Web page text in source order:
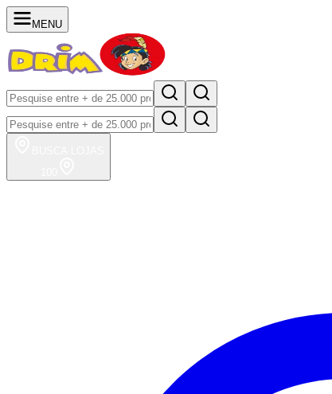
MENU